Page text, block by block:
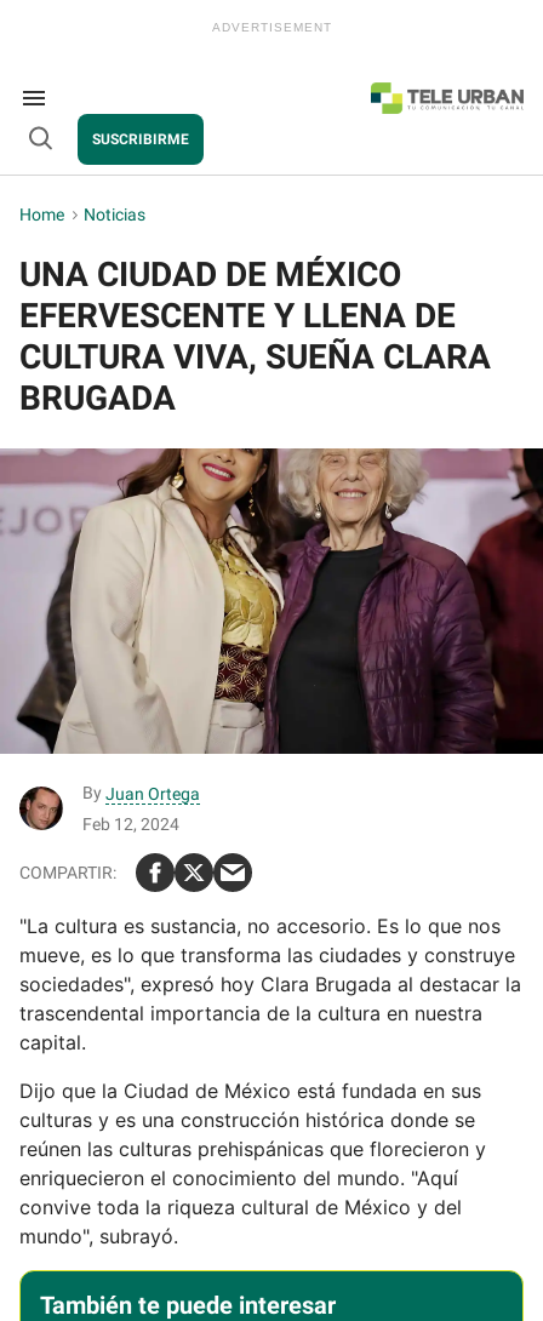
Search
&
Section
Navigation
Open
SUSCRIBIRME
Home > Noticias
UNA CIUDAD DE MÉXICO
EFERVESCENTE Y LLENA DE
CULTURA VIVA, SUEÑA CLARA
BRUGADA
By Juan Ortega
Feb 12, 2024
"La cultura es sustancia, no accesorio. Es lo que nos
mueve, es lo que transforma las ciudades y construye
sociedades", expresó hoy Clara Brugada al destacar la
trascendental importancia de la cultura en nuestra
capital.
Dijo que la Ciudad de México está fundada en sus
culturas y es una construcción histórica donde se
reúnen las culturas prehispánicas que florecieron y
enriquecieron el conocimiento del mundo. "Aquí
convive toda la riqueza cultural de México y del
mundo", subrayó.
También te puede interesar